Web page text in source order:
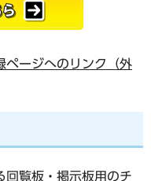
ページへのリンク（外
回覧板・掲示板用のチ